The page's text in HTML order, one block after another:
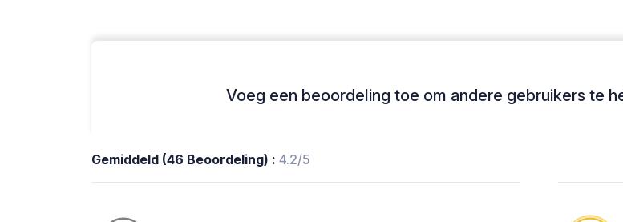
Voeg een beoordeling toe om andere gebruikers te
Gemiddeld (46 Beoordeling) : 4.2/5